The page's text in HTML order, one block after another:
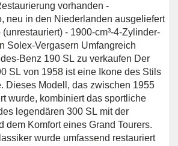
vorhanden -
neu in den Niederlanden ausgeliefert
- 1900-cm³-4-Zylinder-
Solex-Vergasern Umfangreich
Benz 190 SL zu verkaufen Der
SL von 1958 ist eine Ikone des Stils
Dieses Modell, das zwischen 1955
wurde, kombiniert das sportliche
legendären 300 SL mit der
dem Komfort eines Grand Tourers.
wurde umfassend restauriert